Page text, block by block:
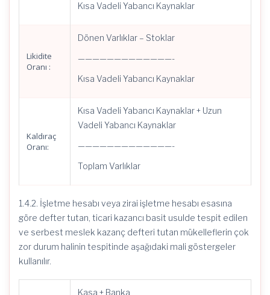
Kısa Vadeli Yabancı Kaynaklar
Likidite
Oranı :
Dönen Varlıklar – Stoklar
—————————————-
Kısa Vadeli Yabancı Kaynaklar
Kaldıraç
Oranı:
Kısa Vadeli Yabancı Kaynaklar + Uzun
Vadeli Yabancı Kaynaklar
—————————————-
Toplam Varlıklar
1.4.2. İşletme hesabı veya zirai işletme hesabı esasına
göre defter tutan, ticari kazancı basit usulde tespit edilen
ve serbest meslek kazanç defteri tutan mükelleflerin çok
zor durum halinin tespitinde aşağıdaki mali göstergeler
kullanılır.
Kasa + Banka